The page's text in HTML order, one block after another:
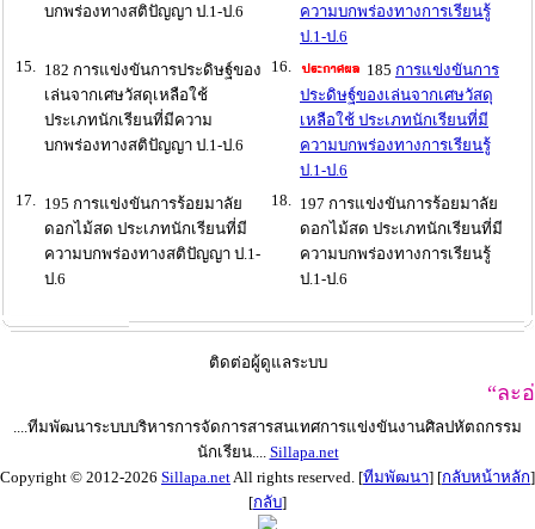
บกพร่องทางสติปัญญา ป.1-ป.6
ความบกพร่องทางการเรียนรู้
ป.1-ป.6
15.
182 การแข่งขันการประดิษฐ์ของ
เล่นจากเศษวัสดุเหลือใช้
ประเภทนักเรียนที่มีความ
บกพร่องทางสติปัญญา ป.1-ป.6
16. 185 การแข่งขันการ
ประดิษฐ์ของเล่นจากเศษวัสดุ
เหลือใช้ ประเภทนักเรียนที่มี
ความบกพร่องทางการเรียนรู้
ป.1-ป.6
17.
195 การแข่งขันการร้อยมาลัย
ดอกไม้สด ประเภทนักเรียนที่มี
ความบกพร่องทางสติปัญญา ป.1-
ป.6
18.
197 การแข่งขันการร้อยมาลัย
ดอกไม้สด ประเภทนักเรียนที่มี
ความบกพร่องทางการเรียนรู้
ป.1-ป.6
ติดต่อผู้ดูแลระบบ
“ละอ่อนเจี
....ทีมพัฒนาระบบบริหารการจัดการสารสนเทศการแข่งขันงานศิลปหัตถกรรม
นักเรียน.... Sillapa.net
Copyright © 2012-2026 Sillapa.netAll rights reserved. [ทีมพัฒนา] [กลับหน้าหลัก]
[กลับ]